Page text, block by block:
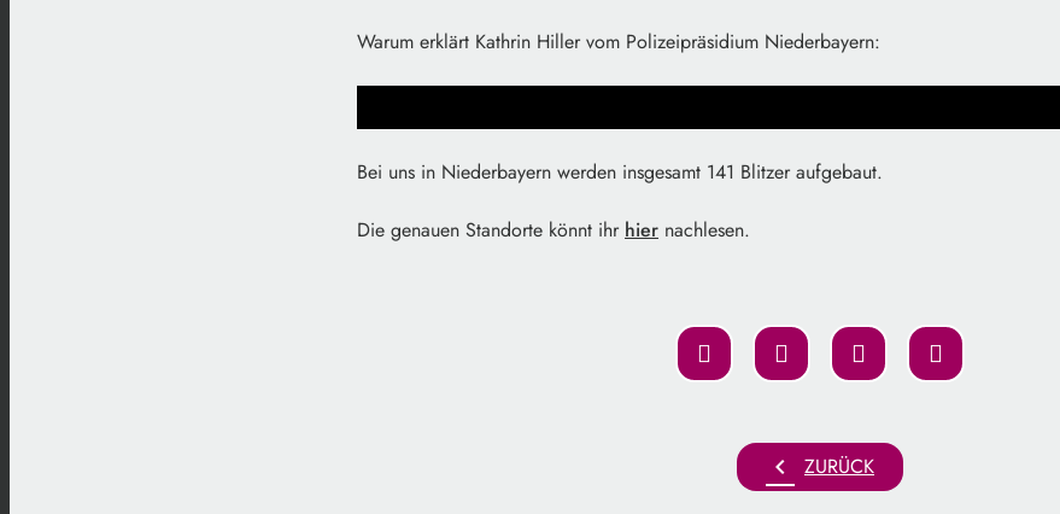
Warum erklärt Kathrin Hiller vom Polizeipräsidium Niederbayern:
Bei uns in Niederbayern werden insgesamt 141 Blitzer aufgebaut.
Die genauen Standorte könnt ihr hier nachlesen.
chevron_left ZURÜCK